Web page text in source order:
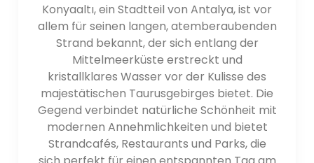
- Saklikent-Schlucht: Die Saklikent-Schlucht,
nordwestlich von Antalya gelegen, ist ein
Naturwunder, das von rauschenden Gewässern
geformt wurde. Besucher können durch die enge
Schlucht wandern, das kühle Wasser genießen und
die hoch aufragenden Klippen bestaunen.
- Düden-Wasserfälle: Die Düden-Wasserfälle, etwas
außerhalb von Antalya gelegen, bieten eine
malerische Kulisse, in der der Fluss Duden felsige
Konyaaltı, ein Stadtteil von Antalya, ist vor
allem für seinen langen, atemberaubenden
Strand bekannt, der sich entlang der
Mittelmeerküste erstreckt und
kristallklares Wasser vor der Kulisse des
majestätischen Taurusgebirges bietet. Die
Gegend verbindet natürliche Schönheit mit
modernen Annehmlichkeiten und bietet
Strandcafés, Restaurants und Parks, die